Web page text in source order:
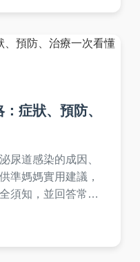
症狀、預防、
尿道感染的成因、
準媽媽實用建議，
須知，並回答常見
用性與可讀性。